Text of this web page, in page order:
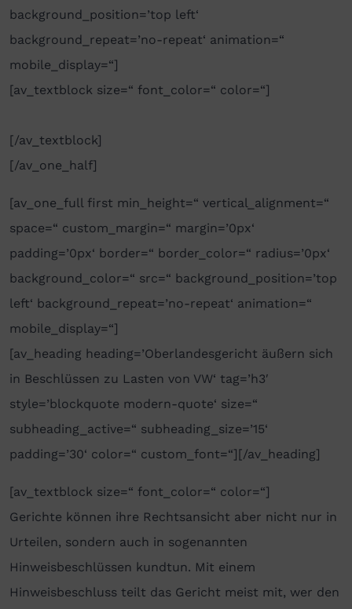
background_position=’top left‘
background_repeat=’no-repeat‘ animation=“
mobile_display=“]
[av_textblock size=“ font_color=“ color=“]
[/av_textblock]
[/av_one_half]
[av_one_full first min_height=“ vertical_alignment=“
space=“ custom_margin=“ margin=’0px‘
padding=’0px‘ border=“ border_color=“ radius=’0px‘
background_color=“ src=“ background_position=’top
left‘ background_repeat=’no-repeat‘ animation=“
mobile_display=“]
[av_heading heading=’Oberlandesgericht äußern sich
in Beschlüssen zu Lasten von VW‘ tag=’h3′
style=’blockquote modern-quote‘ size=“
subheading_active=“ subheading_size=’15‘
padding=’30‘ color=“ custom_font=“][/av_heading]
[av_textblock size=“ font_color=“ color=“]
Gerichte können ihre Rechtsansicht aber nicht nur in
Urteilen, sondern auch in sogenannten
Hinweisbeschlüssen kundtun. Mit einem
Hinweisbeschluss teilt das Gericht meist mit, wer den